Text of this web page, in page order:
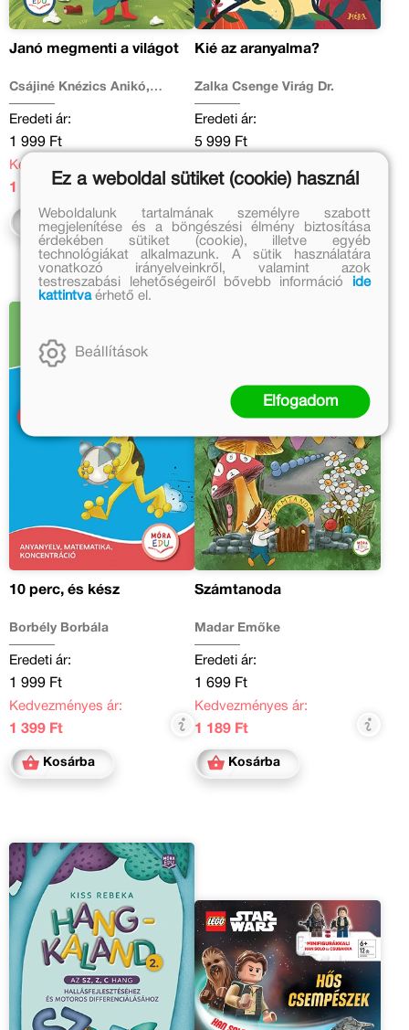
Janó megmenti a világot
Csájiné Knézics Anikó,
Eredeti ár:
1 999 Ft
Kedvezményes ár:
1 399 Ft
Kosárba
Kié az aranyalma?
Zalka Csenge Virág Dr.
Eredeti ár:
5 999 Ft
5 399 Ft
Kosárba
10 perc, és kész
Borbély Borbála
Eredeti ár:
1 999 Ft
Kedvezményes ár:
1 399 Ft
Kosárba
Számtanoda
Madar Emőke
Eredeti ár:
1 699 Ft
Kedvezményes ár:
1 189 Ft
Kosárba
Ez a weboldal sütiket (cookie) használ
Weboldalunk tartalmának személyre szabott
megjelenítése és a böngészési élmény biztosítása
érdekében sütiket (cookie), illetve egyéb
technológiákat alkalmazunk. A sütik használatára
vonatkozó irányelveinkről, valamint azok
testreszabási lehetőségeiről bővebb információ
ide
kattintvaérhető el.
Beállítások
Elfogadom